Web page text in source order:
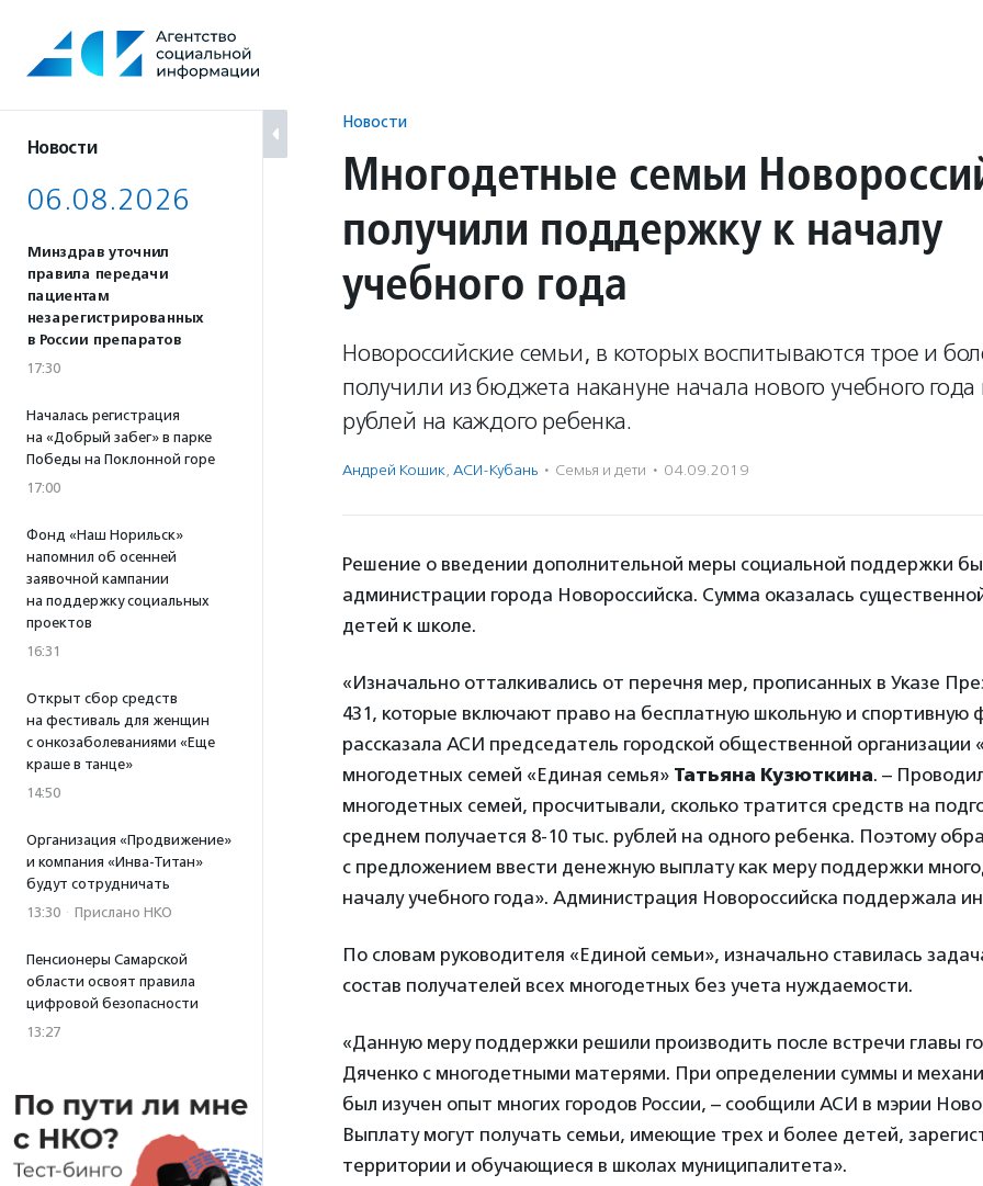
содержанию
Новости
06.08.2026
Минздрав уточнил
правила передачи
пациентам
незарегистрированных
в России препаратов
17:30
Началась регистрация
на «Добрый забег» в парке
Победы на Поклонной горе
17:00
Фонд «Наш Норильск»
напомнил об осенней
заявочной кампании
на поддержку социальных
проектов
16:31
Открыт сбор средств
на фестиваль для женщин
с онкозаболеваниями «Еще
краше в танце»
14:50
Организация «Продвижение»
и компания «Инва-Титан»
будут сотрудничать
13:30 · Прислано НКО
Пенсионеры Самарской
области освоят правила
цифровой безопасности
13:27
Новости
Многодетные семьи
получили поддержку к началу
учебного года
Новороссийские семьи, в которых воспитываются трое и
получили из бюджета накануне начала нового учебного
рублей на каждого ребенка.
Андрей Кошик, АСИ-Кубань · Семья и дети · 04.09.2019
Решение о введении дополнительной меры социальной поддержки
администрации города Новороссийска. Сумма оказалась
детей к школе.
«Изначально отталкивались от перечня мер, прописанных в Указе
431, которые включают право на бесплатную школьную и спортивную
рассказала АСИ председатель городской общественной организации
многодетных семей «Единая семья» Татьяна Кузюткина. –
многодетных семей, просчитывали, сколько тратится средств на
среднем получается 8-10 тыс. рублей на одного ребенка. Поэтому
с предложением ввести денежную выплату как меру поддержки
началу учебного года». Администрация Новороссийска поддержала
По словам руководителя «Единой семьи», изначально ставилась
состав получателей всех многодетных без учета нуждаемости.
«Данную меру поддержки решили производить после встречи главы
Дяченко с многодетными матерями. При определении суммы и
был изучен опыт многих городов России, – сообщили АСИ в мэрии
Выплату могут получать семьи, имеющие трех и более детей,
территории и обучающиеся в школах муниципалитета».